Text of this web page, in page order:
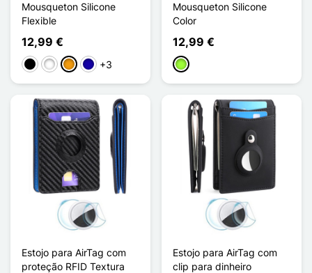
Mousqueton Silicone
Flexible
12,99 €
PretoBrancoLaranjaAzul Escuro
+3
Mousqueton Silicone
Color
12,99 €
Verde maçã
Estojo para AirTag com
proteção RFID Textura
Estojo para AirTag com
clip para dinheiro